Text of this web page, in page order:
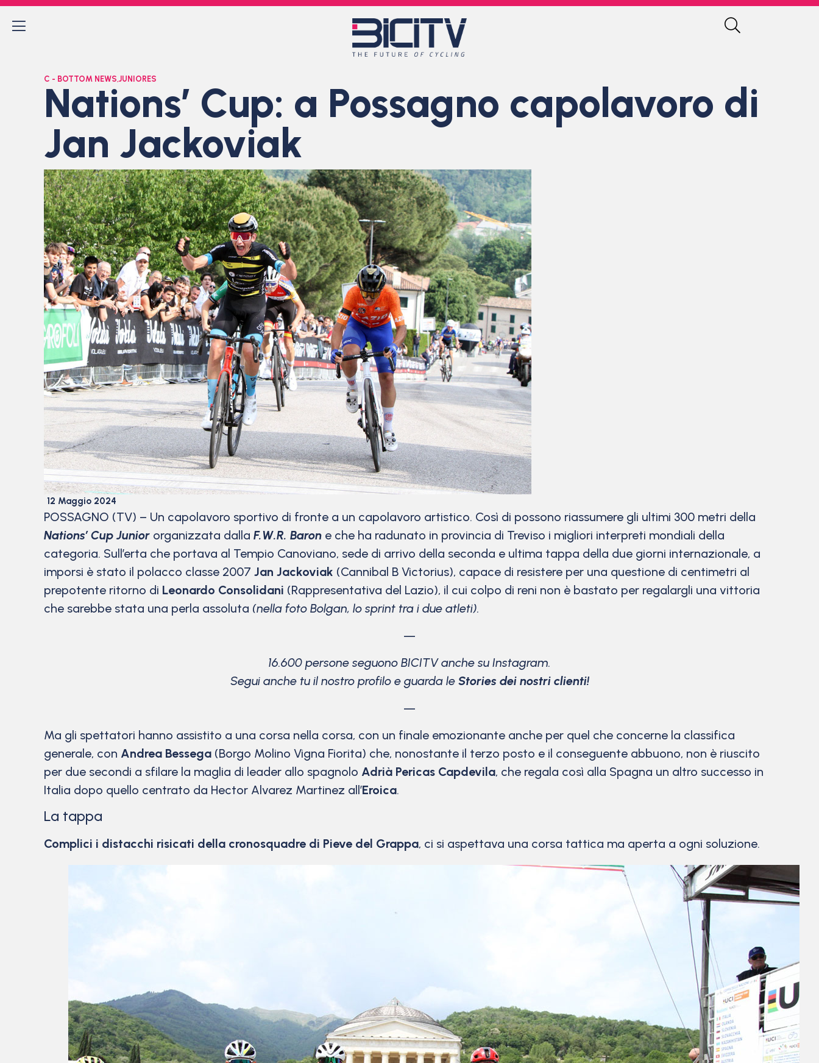
C - BOTTOM NEWS,JUNIORES
Nations’ Cup: a Possagno capolavoro di
Jan Jackoviak
12 Maggio 2024
POSSAGNO (TV) – Un capolavoro sportivo di fronte a un capolavoro artistico. Così di possono riassumere gli ultimi 300 metri della
Nations’ Cup Junior organizzata dalla F.W.R. Baron e che ha radunato in provincia di Treviso i migliori interpreti mondiali della
categoria. Sull’erta che portava al Tempio Canoviano, sede di arrivo della seconda e ultima tappa della due giorni internazionale, a
imporsi è stato il polacco classe 2007 Jan Jackoviak (Cannibal B Victorius), capace di resistere per una questione di centimetri al
prepotente ritorno di Leonardo Consolidani (Rappresentativa del Lazio), il cui colpo di reni non è bastato per regalargli una vittoria
che sarebbe stata una perla assoluta (nella foto Bolgan, lo sprint tra i due atleti).
—
16.600 persone seguono BICITV anche su Instagram.
Segui anche tu il nostro profilo e guarda le Stories dei nostri clienti!
—
Ma gli spettatori hanno assistito a una corsa nella corsa, con un finale emozionante anche per quel che concerne la classifica
generale, con Andrea Bessega (Borgo Molino Vigna Fiorita) che, nonostante il terzo posto e il conseguente abbuono, non è riuscito
per due secondi a sfilare la maglia di leader allo spagnolo Adrià Pericas Capdevila, che regala così alla Spagna un altro successo in
Italia dopo quello centrato da Hector Alvarez Martinez all’Eroica.
La tappa
Complici i distacchi risicati della cronosquadre di Pieve del Grappa, ci si aspettava una corsa tattica ma aperta a ogni soluzione.